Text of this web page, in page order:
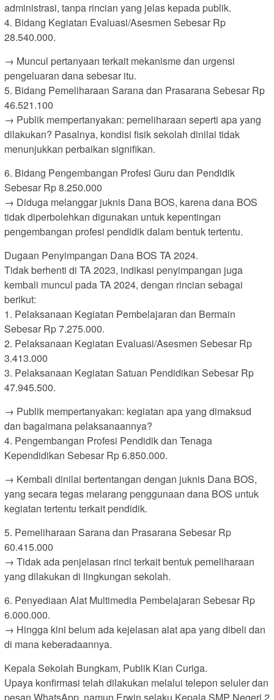
administrasi, tanpa rincian yang jelas kepada publik.
4. Bidang Kegiatan Evaluasi/Asesmen Sebesar Rp
28.540.000.
→ Muncul pertanyaan terkait mekanisme dan urgensi
pengeluaran dana sebesar itu.
5. Bidang Pemeliharaan Sarana dan Prasarana Sebesar Rp
46.521.100
→ Publik mempertanyakan: pemeliharaan seperti apa yang
dilakukan? Pasalnya, kondisi fisik sekolah dinilai tidak
menunjukkan perbaikan signifikan.
6. Bidang Pengembangan Profesi Guru dan Pendidik
Sebesar Rp 8.250.000
→ Diduga melanggar juknis Dana BOS, karena dana BOS
tidak diperbolehkan digunakan untuk kepentingan
pengembangan profesi pendidik dalam bentuk tertentu.
Dugaan Penyimpangan Dana BOS TA 2024.
Tidak berhenti di TA 2023, indikasi penyimpangan juga
kembali muncul pada TA 2024, dengan rincian sebagai
berikut:
1. Pelaksanaan Kegiatan Pembelajaran dan Bermain
Sebesar Rp 7.275.000.
2. Pelaksanaan Kegiatan Evaluasi/Asesmen Sebesar Rp
3.413.000
3. Pelaksanaan Kegiatan Satuan Pendidikan Sebesar Rp
47.945.500.
→ Publik mempertanyakan: kegiatan apa yang dimaksud
dan bagaimana pelaksanaannya?
4. Pengembangan Profesi Pendidik dan Tenaga
Kependidikan Sebesar Rp 6.850.000.
→ Kembali dinilai bertentangan dengan juknis Dana BOS,
yang secara tegas melarang penggunaan dana BOS untuk
kegiatan tertentu terkait pendidik.
5. Pemeliharaan Sarana dan Prasarana Sebesar Rp
60.415.000
→ Tidak ada penjelasan rinci terkait bentuk pemeliharaan
yang dilakukan di lingkungan sekolah.
6. Penyediaan Alat Multimedia Pembelajaran Sebesar Rp
6.000.000.
→ Hingga kini belum ada kejelasan alat apa yang dibeli dan
di mana keberadaannya.
Kepala Sekolah Bungkam, Publik Kian Curiga.
Upaya konfirmasi telah dilakukan melalui telepon seluler dan
pesan WhatsApp, namun Erwin selaku Kepala SMP Negeri 2